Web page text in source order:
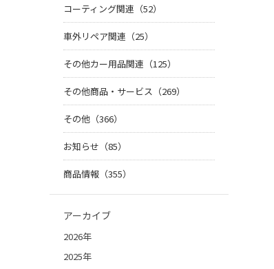
コーティング関連（52）
車外リペア関連（25）
その他カー用品関連（125）
その他商品・サービス（269）
その他（366）
お知らせ（85）
商品情報（355）
アーカイブ
2026年
2025年